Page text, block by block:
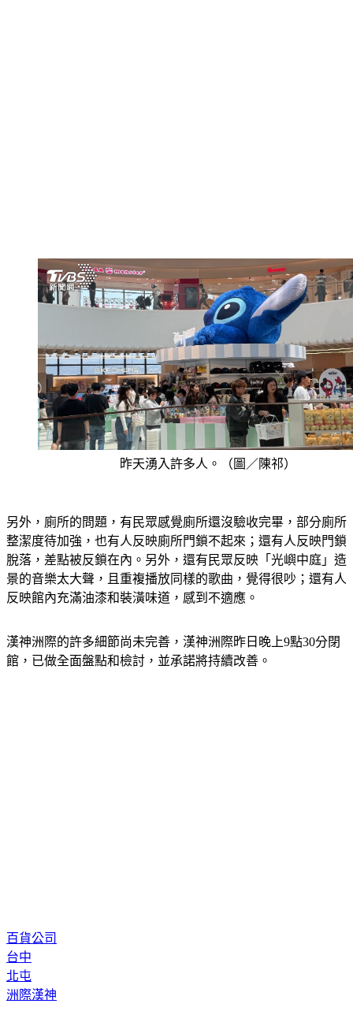
昨天湧入許多人。（圖／陳祁）
另外，廁所的問題，有民眾感覺廁所還沒驗收完畢，部分廁所
整潔度待加強，也有人反映廁所門鎖不起來；還有人反映門鎖
脫落，差點被反鎖在內。另外，還有民眾反映「光嶼中庭」造
景的音樂太大聲，且重複播放同樣的歌曲，覺得很吵；還有人
反映館內充滿油漆和裝潢味道，感到不適應。
漢神洲際的許多細節尚未完善，漢神洲際昨日晚上9點30分閉
館，已做全面盤點和檢討，並承諾將持續改善。
百貨公司
台中
北屯
洲際漢神